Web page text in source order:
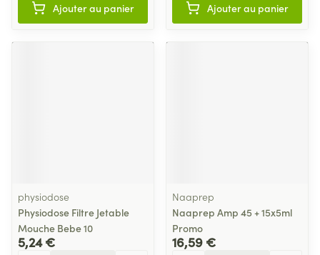
Ajouter au panier Ajouter au panier
physiodose
Physiodose Filtre Jetable
Mouche Bebe 10
5,24 €
Naaprep
Naaprep Amp 45 + 15x5ml
Promo
16,59 €